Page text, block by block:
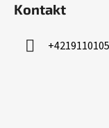
Kontakt